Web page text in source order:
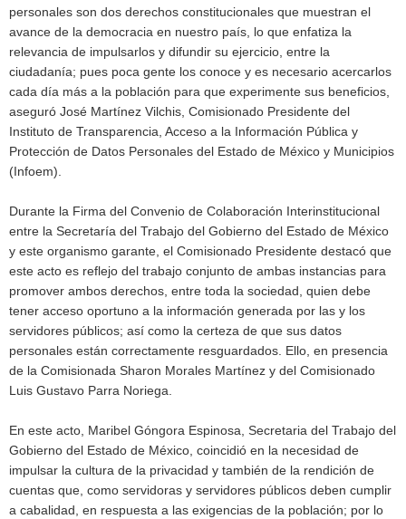
personales son dos derechos constitucionales que muestran el
avance de la democracia en nuestro país, lo que enfatiza la
relevancia de impulsarlos y difundir su ejercicio, entre la
ciudadanía; pues poca gente los conoce y es necesario acercarlos
cada día más a la población para que experimente sus beneficios,
aseguró José Martínez Vilchis, Comisionado Presidente del
Instituto de Transparencia, Acceso a la Información Pública y
Protección de Datos Personales del Estado de México y Municipios
(Infoem).
Durante la Firma del Convenio de Colaboración Interinstitucional
entre la Secretaría del Trabajo del Gobierno del Estado de México
y este organismo garante, el Comisionado Presidente destacó que
este acto es reflejo del trabajo conjunto de ambas instancias para
promover ambos derechos, entre toda la sociedad, quien debe
tener acceso oportuno a la información generada por las y los
servidores públicos; así como la certeza de que sus datos
personales están correctamente resguardados. Ello, en presencia
de la Comisionada Sharon Morales Martínez y del Comisionado
Luis Gustavo Parra Noriega.
En este acto, Maribel Góngora Espinosa, Secretaria del Trabajo del
Gobierno del Estado de México, coincidió en la necesidad de
impulsar la cultura de la privacidad y también de la rendición de
cuentas que, como servidoras y servidores públicos deben cumplir
a cabalidad, en respuesta a las exigencias de la población; por lo